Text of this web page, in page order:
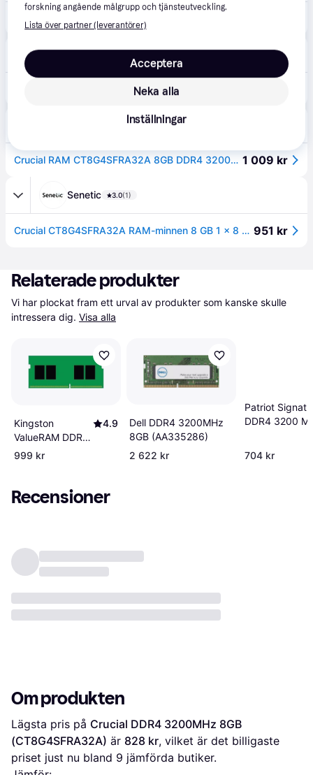
Alina 5.0(1)
Beställningsvara
Crucial DDR4 SO-DIMM - 8GB - 3200MHz - CL22
Crucial RAM CT8G4SFRA32A 8GB DDR4 3200MHz CL22 (eller 2933MHz eller 2666MHz) Laptopminne 1 009 kr
Senetic 3.0(1)
Crucial CT8G4SFRA32A RAM-minnen 8 GB 1 x 8 GB DDR4 CT8G4SFRA32A 951 kr
Relaterade produkter
Vi har plockat fram ett urval av produkter som kanske skulle
intressera dig. Visa alla
Kingston
ValueRAM DDR4
3200MHz 8GB
4.9
999 kr
Dell DDR4 3200MHz
8GB (AA335286)
2 622 kr
Patriot
DDR4 3200
704 kr
Recensioner
Om produkten
Lägsta pris på Crucial DDR4 3200MHz 8GB
(CT8G4SFRA32A) är 828 kr, vilket är det billigaste
priset just nu bland 9 jämförda butiker.
forskning angående målgrupp och tjänsteutveckling.
Lista över partner (leverantörer)
Neka alla
Acceptera
Inställningar